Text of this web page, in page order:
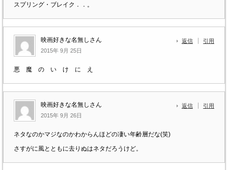
スプリング・ブレイク．．。
映画好きな名無しさん
2015年 9月 25日
返信 引用
悪 魔 の い け に え
映画好きな名無しさん
2015年 9月 26日
返信 引用
ネタなのかマジなのかわからんほどの凄い年齢層だな(笑)
さすがに風とともに去りぬはネタだろうけど。